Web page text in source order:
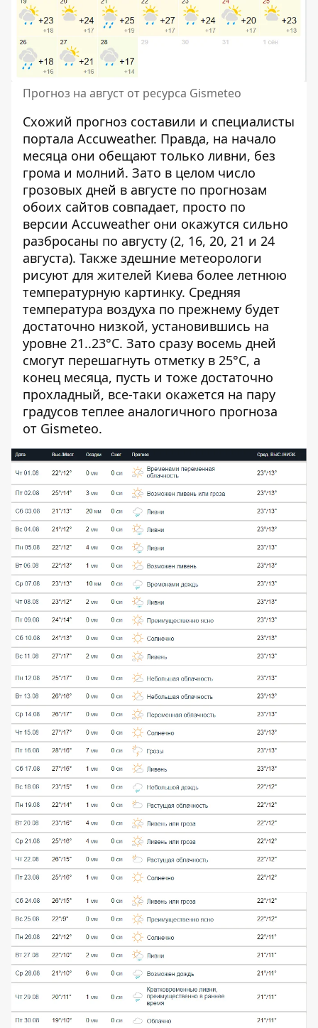
Прогноз на август от ресурса Gismeteo
Схожий прогноз составили и специалисты
портала Accuweather. Правда, на начало
месяца они обещают только ливни, без
грома и молний. Зато в целом число
грозовых дней в августе по прогнозам
обоих сайтов совпадает, просто по
версии Accuweather они окажутся сильно
разбросаны по августу (2, 16, 20, 21 и 24
августа). Также здешние метеорологи
рисуют для жителей Киева более летнюю
температурную картинку. Средняя
температура воздуха по прежнему будет
достаточно низкой, установившись на
уровне 21..23°C. Зато сразу восемь дней
смогут перешагнуть отметку в 25°C, а
конец месяца, пусть и тоже достаточно
прохладный, все-таки окажется на пару
градусов теплее аналогичного прогноза
от Gismeteo.